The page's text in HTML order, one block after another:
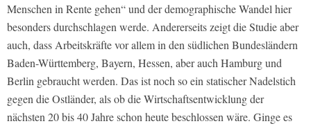
Menschen in Rente gehen“ und der demographische Wandel hier
besonders durchschlagen werde. Andererseits zeigt die Studie aber
auch, dass Arbeitskräfte vor allem in den südlichen Bundesländern
Baden-Württemberg, Bayern, Hessen, aber auch Hamburg und
Berlin gebraucht werden. Das ist noch so ein statischer Nadelstich
gegen die Ostländer, als ob die Wirtschaftsentwicklung der
nächsten 20 bis 40 Jahre schon heute beschlossen wäre. Ginge es